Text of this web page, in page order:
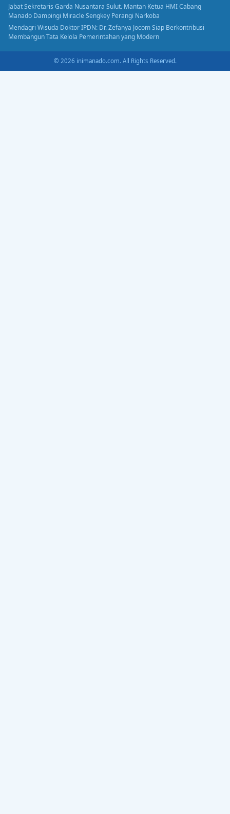
Jabat Sekretaris Garda Nusantara Sulut. Mantan Ketua HMI Cabang
Manado Dampingi Miracle Sengkey Perangi Narkoba
Mendagri Wisuda Doktor IPDN: Dr. Zefanya Jocom Siap Berkontribusi
Membangun Tata Kelola Pemerintahan yang Modern
© 2026 inimanado.com. All Rights Reserved.